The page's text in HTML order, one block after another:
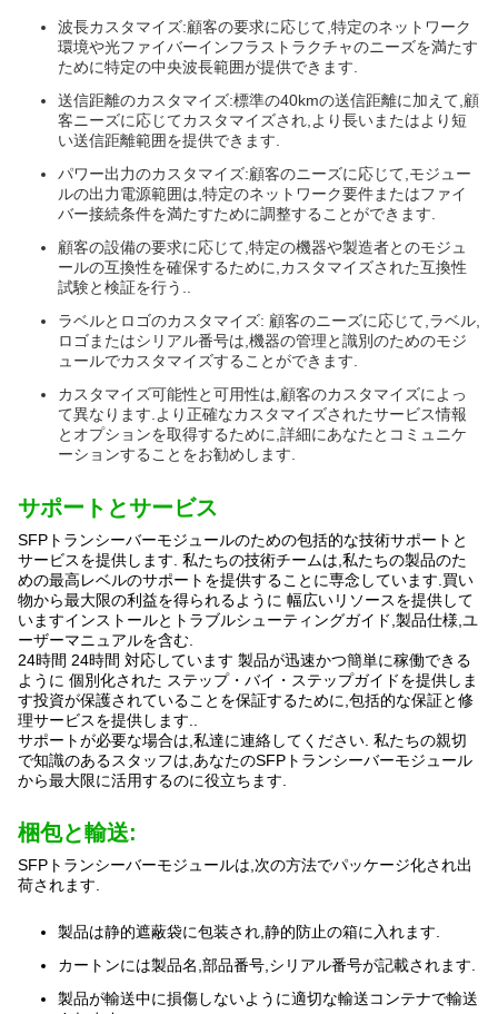
波長カスタマイズ:顧客の要求に応じて,特定のネットワーク
環境や光ファイバーインフラストラクチャのニーズを満たす
ために特定の中央波長範囲が提供できます.
送信距離のカスタマイズ:標準の40kmの送信距離に加えて,顧
客ニーズに応じてカスタマイズされ,より長いまたはより短
い送信距離範囲を提供できます.
パワー出力のカスタマイズ:顧客のニーズに応じて,モジュー
ルの出力電源範囲は,特定のネットワーク要件またはファイ
バー接続条件を満たすために調整することができます.
顧客の設備の要求に応じて,特定の機器や製造者とのモジュ
ールの互換性を確保するために,カスタマイズされた互換性
試験と検証を行う..
ラベルとロゴのカスタマイズ: 顧客のニーズに応じて,ラベル,
ロゴまたはシリアル番号は,機器の管理と識別のためのモジ
ュールでカスタマイズすることができます.
カスタマイズ可能性と可用性は,顧客のカスタマイズによっ
て異なります.より正確なカスタマイズされたサービス情報
とオプションを取得するために,詳細にあなたとコミュニケ
ーションすることをお勧めします.
サポートとサービス
SFPトランシーバーモジュールのための包括的な技術サポートと
サービスを提供します. 私たちの技術チームは,私たちの製品のた
めの最高レベルのサポートを提供することに専念しています.買い
物から最大限の利益を得られるように 幅広いリソースを提供して
いますインストールとトラブルシューティングガイド,製品仕様,ユ
ーザーマニュアルを含む.
24時間 24時間 対応しています 製品が迅速かつ簡単に稼働できる
ように 個別化された ステップ・バイ・ステップガイドを提供しま
す投資が保護されていることを保証するために,包括的な保証と修
理サービスを提供します..
サポートが必要な場合は,私達に連絡してください. 私たちの親切
で知識のあるスタッフは,あなたのSFPトランシーバーモジュール
から最大限に活用するのに役立ちます.
梱包と輸送:
SFPトランシーバーモジュールは,次の方法でパッケージ化され出
荷されます.
製品は静的遮蔽袋に包装され,静的防止の箱に入れます.
カートンには製品名,部品番号,シリアル番号が記載されます.
製品が輸送中に損傷しないように適切な輸送コンテナで輸送